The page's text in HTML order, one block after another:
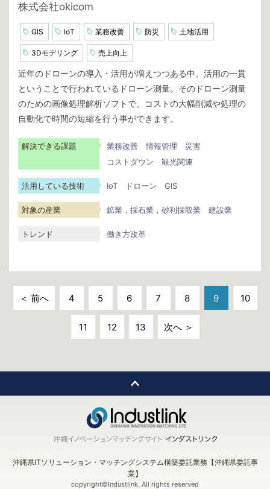
株式会社okicom
GIS IoT 業務改善 防災 土地活用
3Dモデリング 売上向上
近年のドローンの導入・活用が増えつつある中、活用の一貫
ということで行われているドローン測量。そのドローン測量
のための画像処理解析ソフトで、コストの大幅削減や処理の
自動化で時間の短縮を行う事ができます。
解決できる課題 業務改善 情報管理
災害
コストダウン
観光関連
活用している技術 IoT ドローン GIS
対象の産業 鉱業，採石業，砂利採取業 建設業
トレンド 働き方改革
＜ 前へ 4 5 6 7 8 9 10
11 12 13 次へ ＞
沖縄県ITソリューション・マッチングシステム構築委託業務【沖縄県委託事
業】
copyright©Industlink. All rights reserved